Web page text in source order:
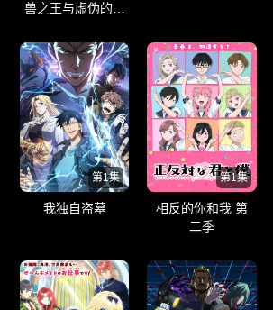
兽之王与虚伪的勇
第1集
我独自盗墓
第1集
相反的你和我 第
二季